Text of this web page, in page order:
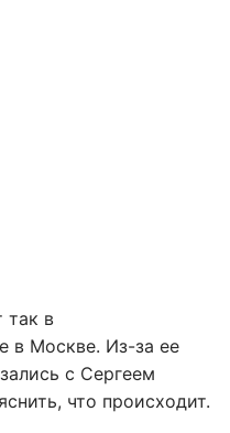
так в
в Москве. Из-за ее
с Сергеем
что происходит.